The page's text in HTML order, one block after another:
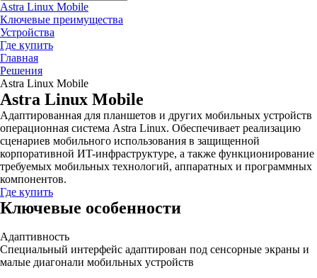
Astra Linux Mobile
Ключевые преимущества
Устройства
Где купить
Главная
Решения
Astra Linux Mobile
Astra Linux Mobile
Адаптированная для планшетов и других мобильных устройств
операционная система Astra Linux. Обеспечивает реализацию
сценариев мобильного использования в защищенной
корпоративной ИT-инфраструктуре, а также функционирование
требуемых мобильных технологий, аппаратных и программных
компонентов.
Где купить
Ключевые особенности
Адаптивность
Специальный интерфейс адаптирован под сенсорные экраны и
малые диагонали мобильных устройств